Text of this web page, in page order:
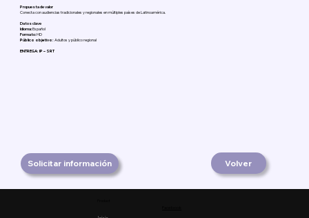
Propuesta de valor
Conecta con audiencias tradicionales y regionales en múltiples países de Latinoamérica.
Datos clave
Idioma:Español
Formato:HD
Público objetivo: Adultos y público regional
ENTREGA: IP – SRT
Solicitar información Volver